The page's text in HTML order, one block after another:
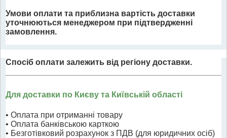
Умови оплати та приблизна вартість доставки
уточнюються менеджером при підтвердженні
замовлення.
Спосіб оплати залежить від регіону доставки.
Для доставки по Києву та Київській області
• Оплата при отриманні товару
• Оплата банківською карткою
• Безготівковий розрахунок з ПДВ (для юридичних осіб)